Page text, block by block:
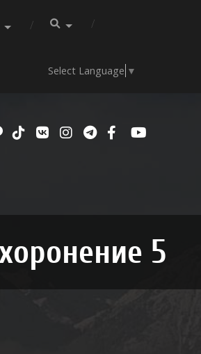
Select Language ▼
5